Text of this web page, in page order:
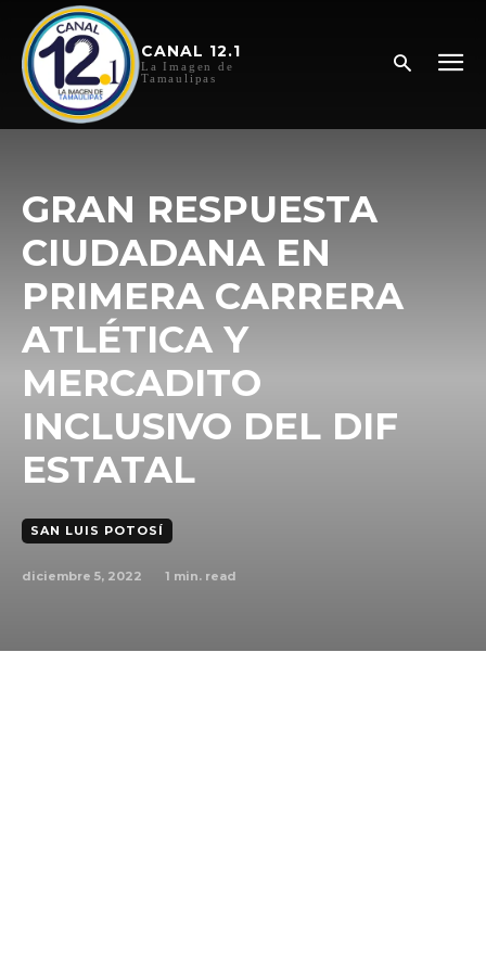
CANAL 12.1
La Imagen de
Tamaulipas
GRAN RESPUESTA
CIUDADANA EN
PRIMERA CARRERA
ATLÉTICA Y
MERCADITO
INCLUSIVO DEL DIF
ESTATAL
SAN LUIS POTOSÍ
diciembre 5, 2022 1 min. read